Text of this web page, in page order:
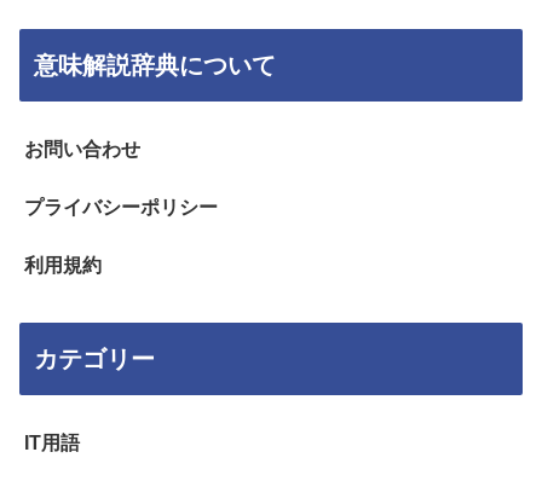
意味解説辞典について
お問い合わせ
プライバシーポリシー
利用規約
カテゴリー
IT用語